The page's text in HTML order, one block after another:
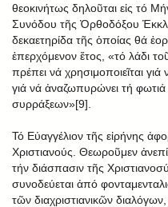
θεοκινήτως δηλοῦται εἰς τό
Συνόδου τῆς Ὀρθοδόξου
δεκαετηρίδα τῆς ὁποίας θά
ἐπερχόμενον ἔτος, «τό λάδι
πρέπει νά χρησιμοποιεῖται
γιά νά ἀναζωπυρώνει τή
συρράξεων»[9].
Τό Εὐαγγέλιον τῆς εἰρήνης
Χριστιανούς. Θεωροῦμεν
τήν διάσπασιν τῆς
συνοδεύεται ἀπό
τῶν διαχριστιανικῶν διαλόγων,